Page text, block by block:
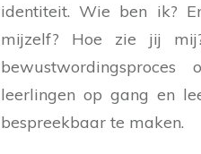
identiteit. Wie ben ik?
mijzelf? Hoe zie jij
leerlingen op gang en
bespreekbaar te maken.